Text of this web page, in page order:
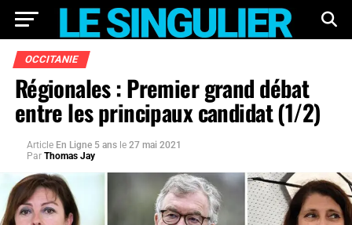
OCCITANIE
Régionales : Premier grand débat
entre les principaux candidat (1/2)
Article En Ligne 5 ans le 27 mai 2021
Par Thomas Jay